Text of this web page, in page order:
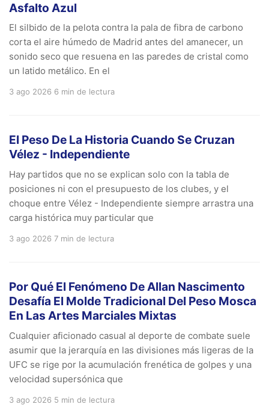
Asfalto Azul
El silbido de la pelota contra la pala de fibra de carbono
corta el aire húmedo de Madrid antes del amanecer, un
sonido seco que resuena en las paredes de cristal como
un latido metálico. En el
3 ago 2026 6 min de lectura
El Peso De La Historia Cuando Se Cruzan
Vélez - Independiente
Hay partidos que no se explican solo con la tabla de
posiciones ni con el presupuesto de los clubes, y el
choque entre Vélez - Independiente siempre arrastra una
carga histórica muy particular que
3 ago 2026 7 min de lectura
Por Qué El Fenómeno De Allan Nascimento
Desafía El Molde Tradicional Del Peso Mosca
En Las Artes Marciales Mixtas
Cualquier aficionado casual al deporte de combate suele
asumir que la jerarquía en las divisiones más ligeras de la
UFC se rige por la acumulación frenética de golpes y una
velocidad supersónica que
3 ago 2026 5 min de lectura